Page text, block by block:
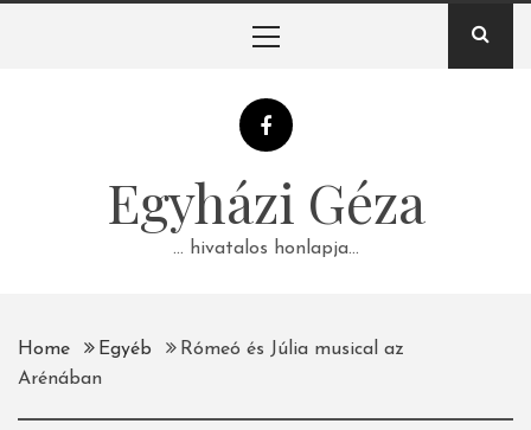
Egyházi Géza
… hivatalos honlapja…
Home Egyéb
Rómeó és Júlia musical az
Arénában